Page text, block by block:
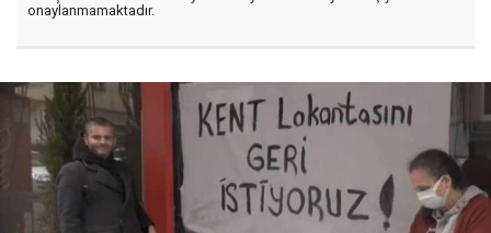
onaylanmamaktadır.